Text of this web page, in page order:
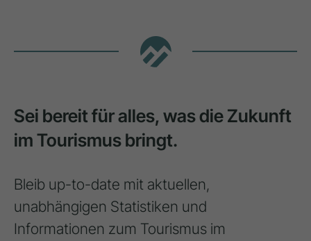
Sei bereit für alles, was die Zukunft
im Tourismus bringt.
Bleib up-to-date mit aktuellen,
unabhängigen Statistiken und
Informationen zum Tourismus im